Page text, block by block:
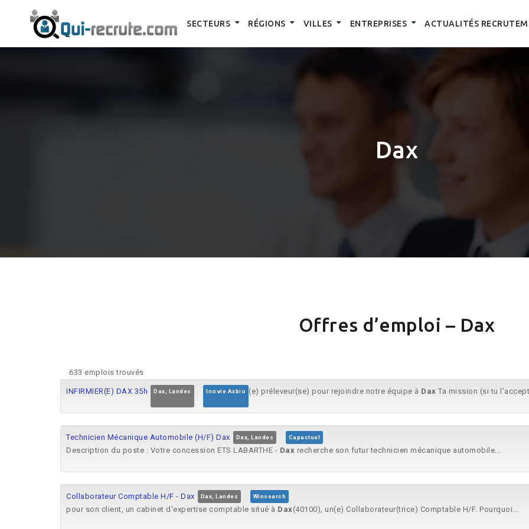
SECTEURS RÉGIONS VILLES ENTREPRISES ACTUALITÉS
Dax
Offres d’emploi – Dax
633 emplois trouvés
INFIRMIER(E) DAX 35h Dax, Landes Inovie Axbio (e) préleveur(se) pour rejoindre notre équipe à Dax Ta mission (si tu
Technicien Mécanique Automobile (H/F) Dax Dax, Landes Capactuel
Description du poste : Votre concession ETS LABARTHE - Dax recherche son futur technicien mécanique automobile...
Collaborateur Comptable H/F - Dax Dax, Landes Winsearch
pour son client, un cabinet d'expertise comptable situé à Dax(40100), un(e) Collaborateur(trice) Comptable H/F. Pourquoi...